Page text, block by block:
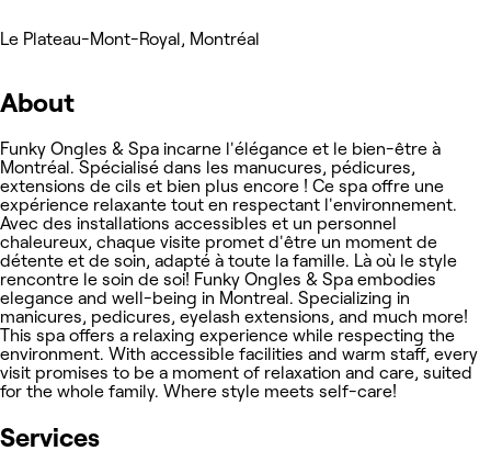
Le Plateau-Mont-Royal, Montréal
About
Funky Ongles & Spa incarne l'élégance et le bien-être à
Montréal. Spécialisé dans les manucures, pédicures,
extensions de cils et bien plus encore ! Ce spa offre une
expérience relaxante tout en respectant l'environnement.
Avec des installations accessibles et un personnel
chaleureux, chaque visite promet d'être un moment de
détente et de soin, adapté à toute la famille. Là où le style
rencontre le soin de soi! Funky Ongles & Spa embodies
elegance and well-being in Montreal. Specializing in
manicures, pedicures, eyelash extensions, and much more!
This spa offers a relaxing experience while respecting the
environment. With accessible facilities and warm staff, every
visit promises to be a moment of relaxation and care, suited
for the whole family. Where style meets self-care!
Services